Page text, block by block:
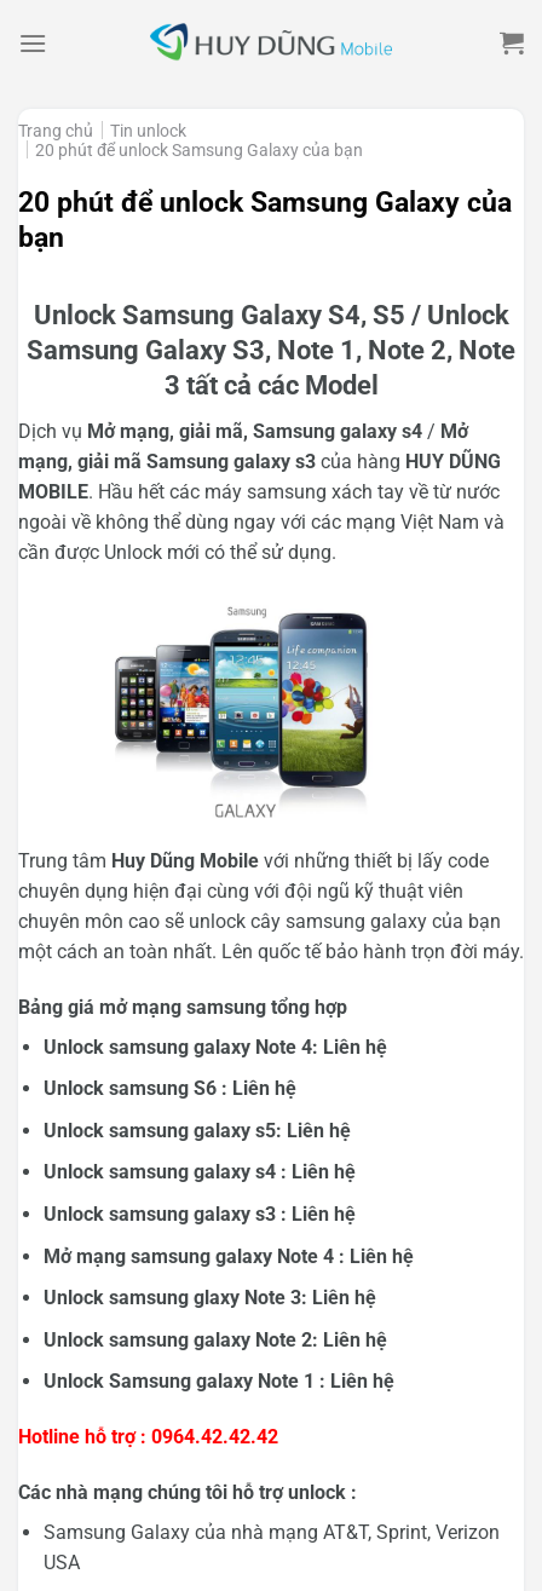
Trang chủ
Tin unlock
20 phút để unlock Samsung Galaxy của bạn
20 phút để unlock Samsung Galaxy của
bạn
Unlock Samsung Galaxy S4, S5 / Unlock
Samsung Galaxy S3, Note 1, Note 2, Note
3 tất cả các Model
Dịch vụ Mở mạng, giải mã, Samsung galaxy s4 / Mở
mạng, giải mã Samsung galaxy s3 của hàng HUY DŨNG
MOBILE. Hầu hết các máy samsung xách tay về từ nước
ngoài về không thể dùng ngay với các mạng Việt Nam và
cần được Unlock mới có thể sử dụng.
Trung tâm Huy Dũng Mobile với những thiết bị lấy code
chuyên dụng hiện đại cùng với đội ngũ kỹ thuật viên
chuyên môn cao sẽ unlock cây samsung galaxy của bạn
một cách an toàn nhất. Lên quốc tế bảo hành trọn đời máy.
Bảng giá mở mạng samsung tổng hợp
Unlock samsung galaxy Note 4: Liên hệ
Unlock samsung S6 : Liên hệ
Unlock samsung galaxy s5: Liên hệ
Unlock samsung galaxy s4 : Liên hệ
Unlock samsung galaxy s3 : Liên hệ
Mở mạng samsung galaxy Note 4 : Liên hệ
Unlock samsung glaxy Note 3: Liên hệ
Unlock samsung galaxy Note 2: Liên hệ
Unlock Samsung galaxy Note 1 : Liên hệ
Hotline hỗ trợ : 0964.42.42.42
Các nhà mạng chúng tôi hỗ trợ unlock :
Samsung Galaxy của nhà mạng AT&T, Sprint, Verizon
USA